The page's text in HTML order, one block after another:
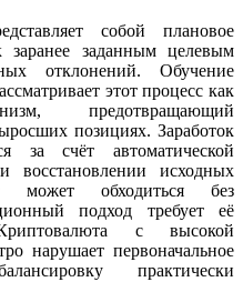
собой плановое
заранее заданным целевым
отклонений. Обучение
этот процесс как
предотвращающий
позициях. Заработок
за счёт автоматической
исходных
может обходиться без
подход требует её
с высокой
нарушает первоначальное
практически